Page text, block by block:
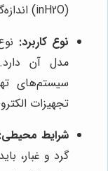
(inH2O) اندازه‌گیری می‌شود.
نوع کاربرد:
مدل آن
سیستم‌های
تجهیزات
شرایط محیطی:
گرد و غبار،